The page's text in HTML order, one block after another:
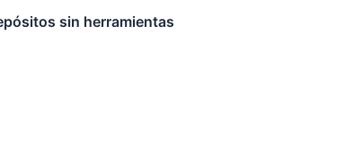
sin herramientas